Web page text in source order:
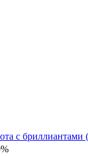
с бриллиантами